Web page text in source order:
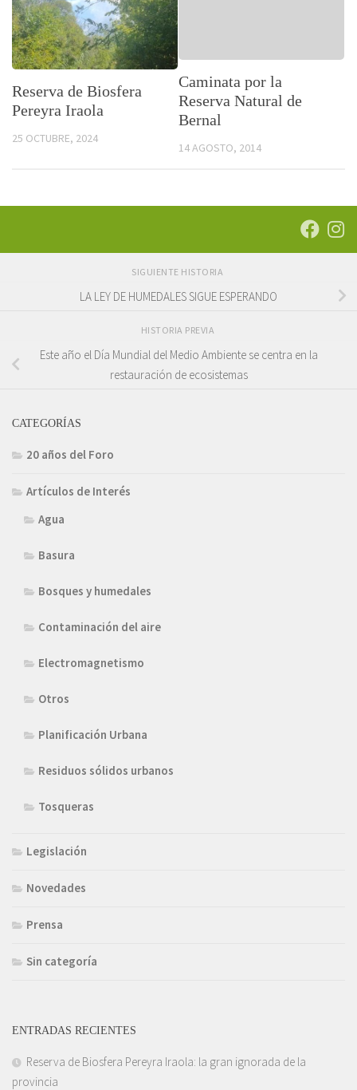
Reserva de Biosfera
Pereyra Iraola
25 OCTUBRE, 2024
Caminata por la
Reserva Natural de
Bernal
14 AGOSTO, 2014
SIGUIENTE HISTORIA
LA LEY DE HUMEDALES SIGUE ESPERANDO
HISTORIA PREVIA
Este año el Día Mundial del Medio Ambiente se centra en la
restauración de ecosistemas
CATEGORÍAS
20 años del Foro
Artículos de Interés
Agua
Basura
Bosques y humedales
Contaminación del aire
Electromagnetismo
Otros
Planificación Urbana
Residuos sólidos urbanos
Tosqueras
Legislación
Novedades
Prensa
Sin categoría
ENTRADAS RECIENTES
Reserva de Biosfera Pereyra Iraola: la gran ignorada de la
provincia